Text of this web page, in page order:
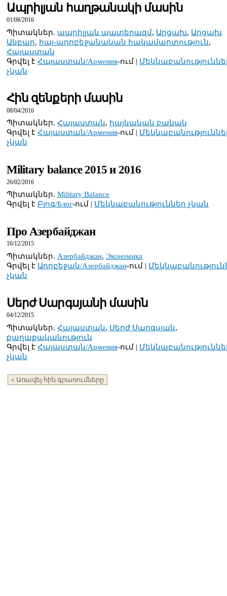
Ապրիլյան հաղթանակի մասին
01/08/2016
Պիտակներ. ապրիլյան պատերազմ, Արցախ, Արցախ
Ակբար, հայ-ադրբեջանական հակամարտություն,
Հայաստան
Գրվել է Հայաստան/Армения-ում |
չկան
Հին զենքերի մասին
08/04/2016
Պիտակներ. Հայաստան, հայկական բանակ
Գրվել է Հայաստան/Армения-ում |
չկան
Military balance 2015 и 2016
26/02/2016
Պիտակներ. Military Balance
Գրվել է Բլոգ/Блог-ում | Մեկնաբանություններ չկան
Про Азербайджан
16/12/2015
Պիտակներ. Азербайджан, Экономика
Գրվել է Ադրբեջան/Азербайджан-ում |
չկան
Սերժ Սարգսյանի մասին
04/12/2015
Պիտակներ. Հայաստան, Սերժ Սարգսյան,
քաղաքականություն
Գրվել է Հայաստան/Армения-ում |
չկան
« Առավել հին գրառումները